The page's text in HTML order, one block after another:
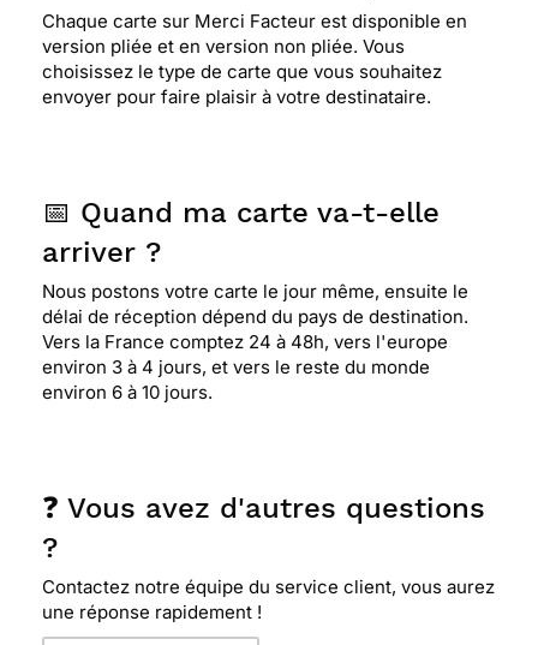
Chaque carte sur Merci Facteur est disponible en
version pliée et en version non pliée. Vous
choisissez le type de carte que vous souhaitez
envoyer pour faire plaisir à votre destinataire.
📅 Quand ma carte va-t-elle
arriver ?
Nous postons votre carte le jour même, ensuite le
délai de réception dépend du pays de destination.
Vers la France comptez 24 à 48h, vers l'europe
environ 3 à 4 jours, et vers le reste du monde
environ 6 à 10 jours.
❓ Vous avez d'autres questions
?
Contactez notre équipe du service client, vous aurez
une réponse rapidement !